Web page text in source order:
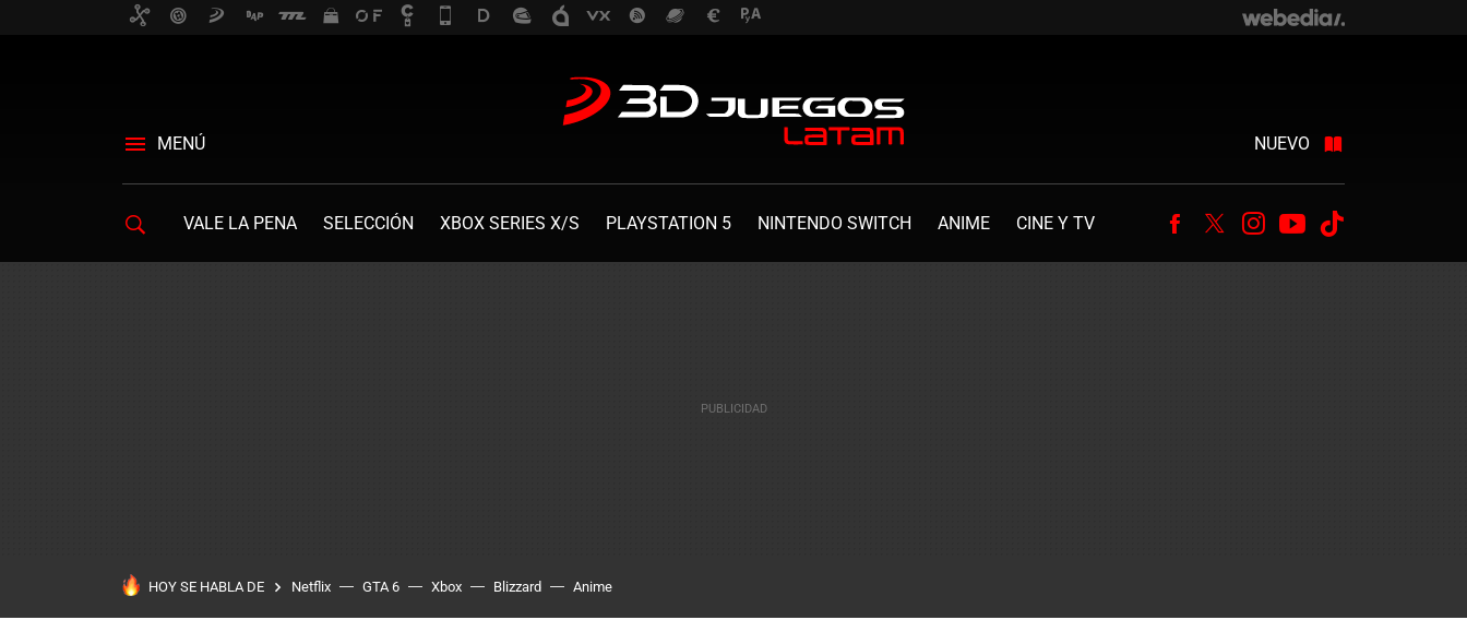
MENÚ NUEVO
VALE LA PENA SELECCIÓN XBOX SERIES X/S PLAYSTATION 5 NINTENDO SWITCH ANIME CINE Y TV Facebook
TwitterInstagram
Youtube
HOY SE HABLA DE Netflix GTA 6 Xbox Blizzard Anime